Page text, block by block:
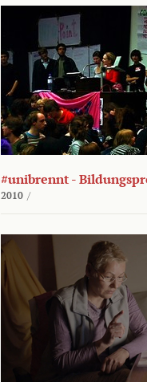
#unibrennt -
2010 /